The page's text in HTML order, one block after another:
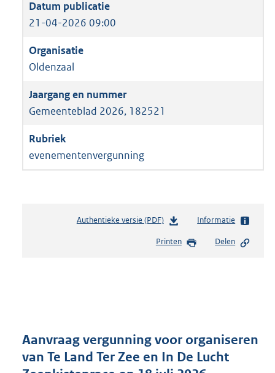
21-04-2026 09:00
Oldenzaal
Gemeenteblad 2026, 182521
evenementenvergunning
Authentieke versie (PDF)b
s
r
o
Informatie
Printen Delen
Aanvraag vergunning voor organiseren
van Te Land Ter Zee en In De Lucht